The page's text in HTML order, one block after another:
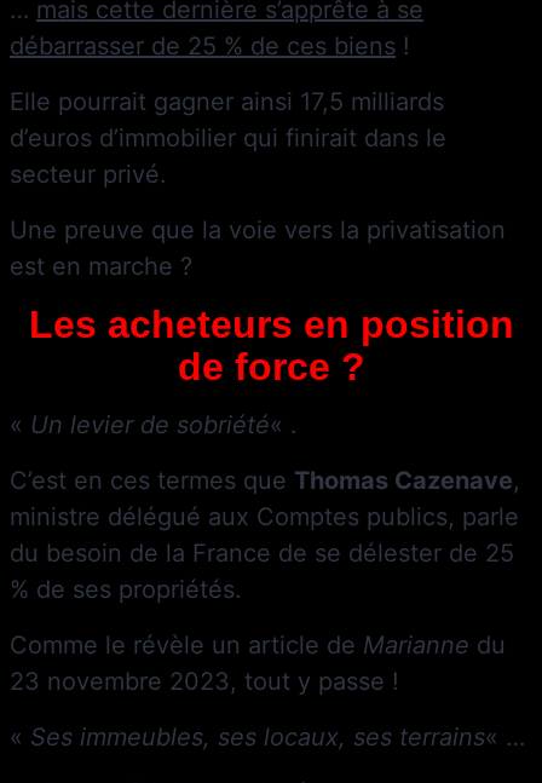
… mais cette dernière s’apprête à se
débarrasser de 25 % de ces biens !
Elle pourrait gagner ainsi 17,5 milliards
d’euros d’immobilier qui finirait dans le
secteur privé.
Une preuve que la voie vers la privatisation
est en marche ?
Les acheteurs en position
de force ?
« Un levier de sobriété« .
C’est en ces termes que Thomas Cazenave,
ministre délégué aux Comptes publics, parle
du besoin de la France de se délester de 25
% de ses propriétés.
Comme le révèle un article de Marianne du
23 novembre 2023, tout y passe !
« Ses immeubles, ses locaux, ses terrains« …